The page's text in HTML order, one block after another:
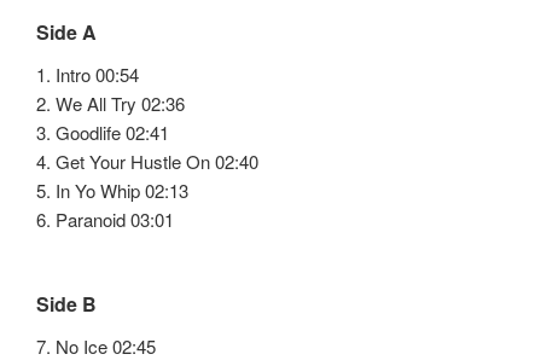
Side A
1. Intro 00:54
2. We All Try 02:36
3. Goodlife 02:41
4. Get Your Hustle On 02:40
5. In Yo Whip 02:13
6. Paranoid 03:01
Side B
7. No Ice 02:45